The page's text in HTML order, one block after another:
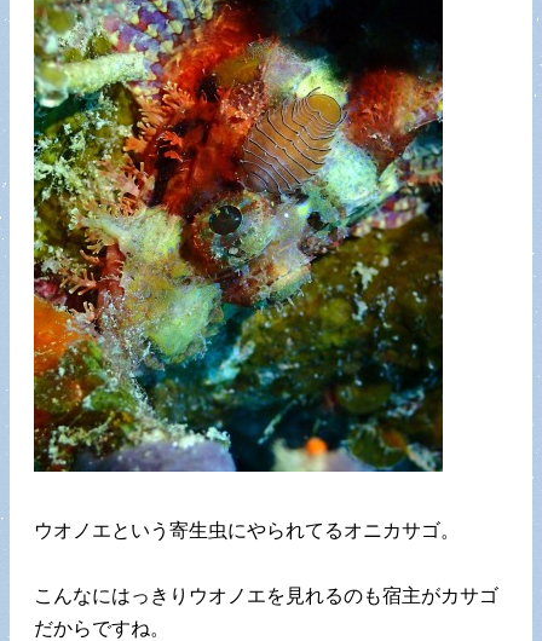
ウオノエという寄生虫にやられてるオニカサゴ。
こんなにはっきりウオノエを見れるのも宿主がカサゴ
だからですね。